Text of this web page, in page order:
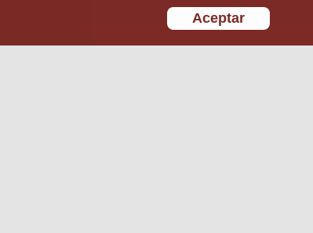
Aceptar